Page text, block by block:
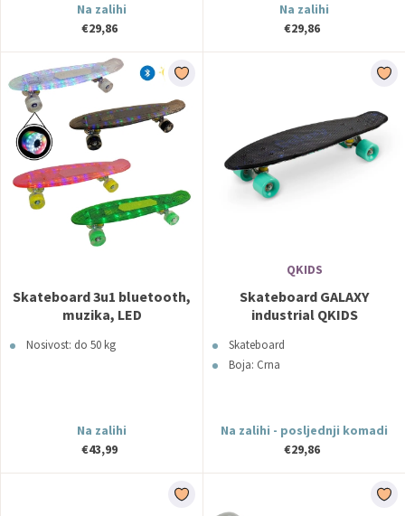
Na zalihi
€29,86
Na zalihi
€29,86
Skateboard 3u1 bluetooth,
muzika, LED
Nosivost: do 50 kg
Na zalihi
€43,99
QKIDS
Skateboard GALAXY
industrial QKIDS
Skateboard
Boja: Crna
Na zalihi - posljednji komadi
€29,86